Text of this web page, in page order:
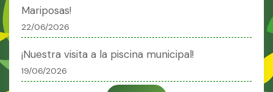
Mariposas!
22/06/2026
¡Nuestra visita a la piscina municipal!
19/06/2026